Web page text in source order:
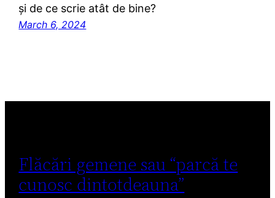
și de ce scrie atât de bine?
March 6, 2024
Flăcări gemene sau “parcă te
cunosc dintotdeauna”